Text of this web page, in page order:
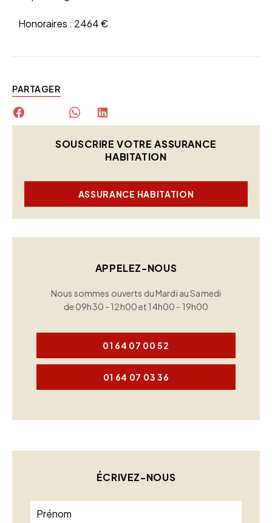
Honoraires : 2464 €
PARTAGER
SOUSCRIRE VOTRE ASSURANCE
HABITATION
ASSURANCE HABITATION
APPELEZ-NOUS
Nous sommes ouverts du Mardi au Samedi
de 09h30 - 12h00 et 14h00 - 19h00
01 64 07 00 52
01 64 07 03 36
ÉCRIVEZ-NOUS